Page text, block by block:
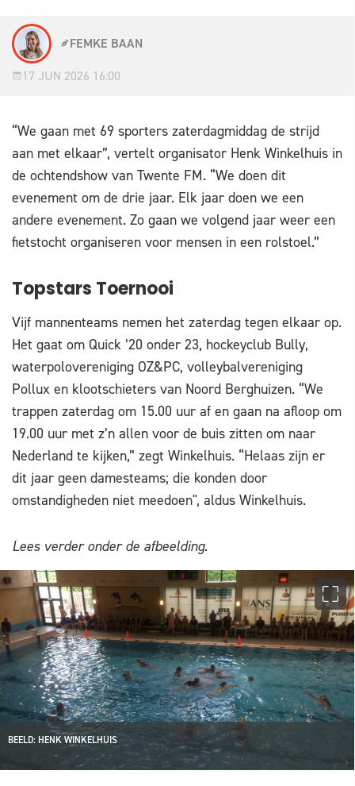
FEMKE BAAN
17 JUN 2026 16:00
“We gaan met 69 sporters zaterdagmiddag de strijd
aan met elkaar”, vertelt organisator Henk Winkelhuis in
de ochtendshow van Twente FM. “We doen dit
evenement om de drie jaar. Elk jaar doen we een
andere evenement. Zo gaan we volgend jaar weer een
fietstocht organiseren voor mensen in een rolstoel.”
Topstars Toernooi
Vijf mannenteams nemen het zaterdag tegen elkaar op.
Het gaat om Quick ’20 onder 23, hockeyclub Bully,
waterpolovereniging OZ&PC, volleybalvereniging
Pollux en klootschieters van Noord Berghuizen. “We
trappen zaterdag om 15.00 uur af en gaan na afloop om
19.00 uur met z’n allen voor de buis zitten om naar
Nederland te kijken,” zegt Winkelhuis. “Helaas zijn er
dit jaar geen damesteams; die konden door
omstandigheden niet meedoen", aldus Winkelhuis.
Lees verder onder de afbeelding.
BEELD: HENK WINKELHUIS